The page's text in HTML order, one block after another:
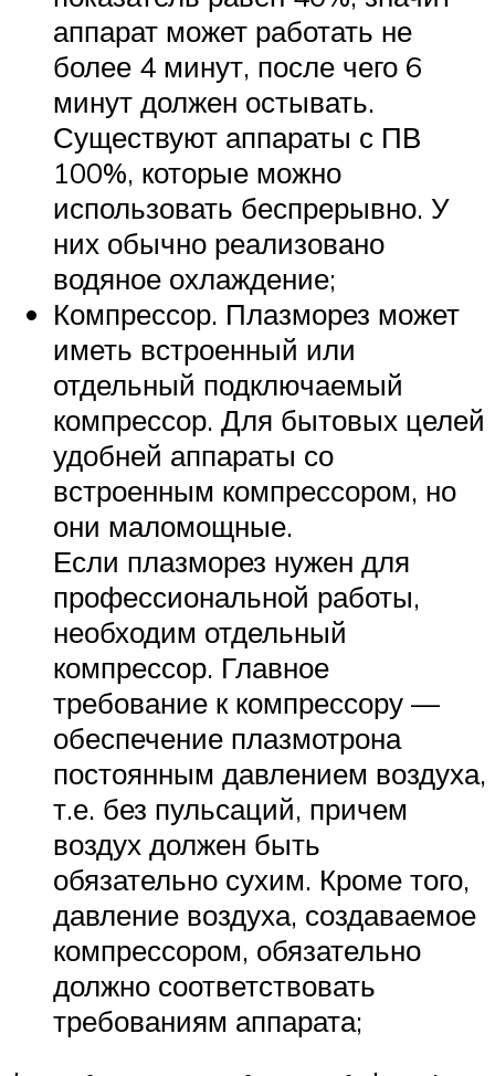
аппарат может работать не
более 4 минут, после чего 6
минут должен остывать.
Существуют аппараты с ПВ
100%, которые можно
использовать беспрерывно. У
них обычно реализовано
водяное охлаждение;
Компрессор. Плазморез может
иметь встроенный или
отдельный подключаемый
компрессор. Для бытовых целей
удобней аппараты со
встроенным компрессором, но
они маломощные.
Если плазморез нужен для
профессиональной работы,
необходим отдельный
компрессор. Главное
требование к компрессору —
обеспечение плазмотрона
постоянным давлением воздуха,
т.е. без пульсаций, причем
воздух должен быть
обязательно сухим. Кроме того,
давление воздуха, создаваемое
компрессором, обязательно
должно соответствовать
требованиям аппарата;